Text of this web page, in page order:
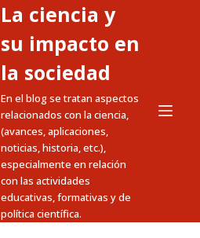
La ciencia y
su impacto en
la sociedad
En el blog se tratan aspectos
relacionados con la ciencia,
(avances, aplicaciones,
noticias, historia, etc.),
especialmente en relación
con las actividades
educativas, formativas y de
política científica.